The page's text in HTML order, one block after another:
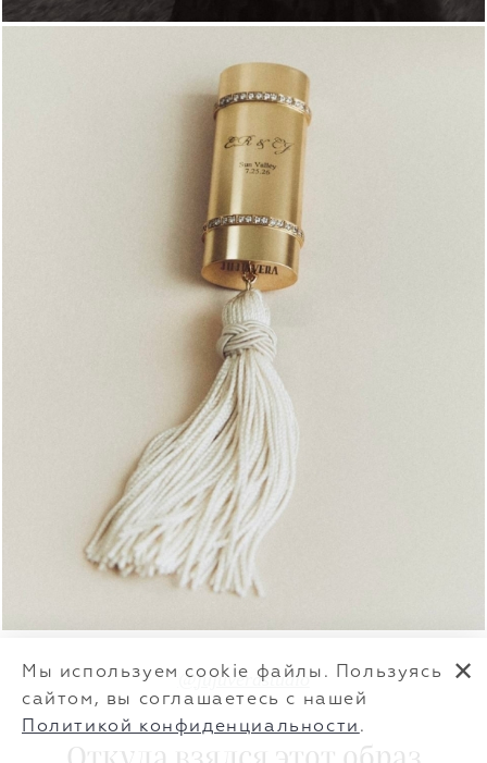
@jujuverastudio
Мы используем cookie файлы. Пользуясь
сайтом, вы соглашаетесь с нашей
Политикой конфиденциальности .
✕